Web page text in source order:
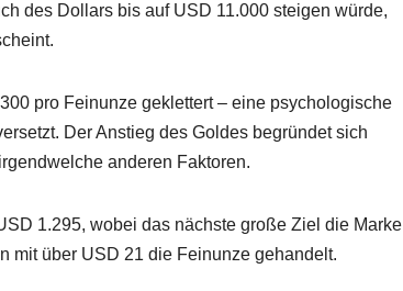
des Dollars bis auf USD 11.000 steigen würde,
pro Feinunze geklettert – eine psychologische
Der Anstieg des Goldes begründet sich
anderen Faktoren.
1.295, wobei das nächste große Ziel die Marke
mit über USD 21 die Feinunze gehandelt.